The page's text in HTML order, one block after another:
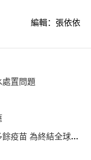
編輯：張依依
置問題
終結全球疫情作貢獻